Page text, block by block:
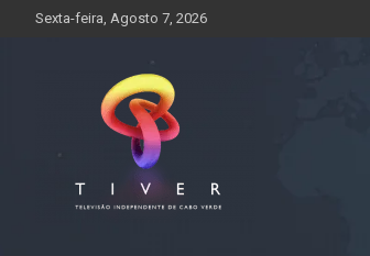
Sexta-feira, Agosto 7, 2026